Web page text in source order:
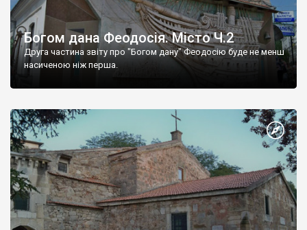
Богом дана Феодосія. Місто Ч.2
Друга частина звіту про "Богом дану" Феодосію буде не менш
насиченою ніж перша.